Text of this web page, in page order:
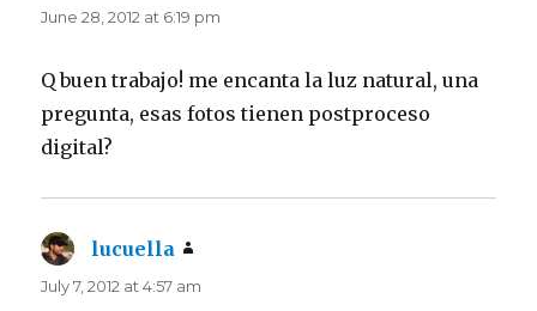
June 28, 2012 at 6:19 pm
Q buen trabajo! me encanta la luz natural, una
pregunta, esas fotos tienen postproceso
digital?
lucuella
July 7, 2012 at 4:57 am